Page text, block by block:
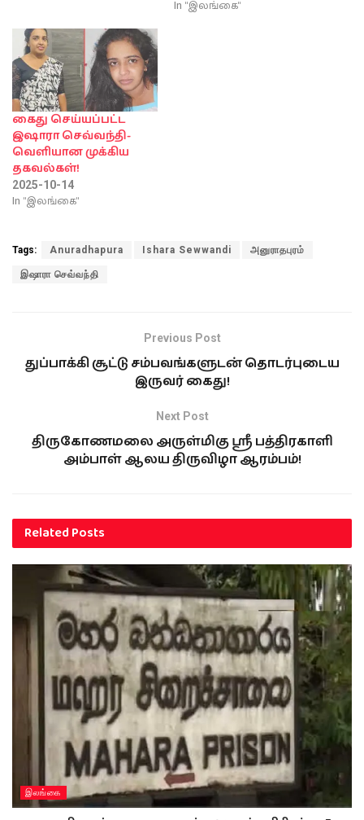
In "இலங்கை"
கைது செய்யப்பட்ட
இஷாரா செவ்வந்தி-
வெளியான முக்கிய
தகவல்கள்!
2025-10-14
In "இலங்கை"
Tags: Anuradhapura Ishara Sewwandi அனுராதபுரம்
இஷாரா செவ்வந்தி
Previous Post
துப்பாக்கி சூட்டு சம்பவங்களுடன் தொடர்புடைய
இருவர் கைது!
Next Post
திருகோணமலை அருள்மிகு ஸ்ரீ பத்திரகாளி
அம்பாள் ஆலய திருவிழா ஆரம்பம்!
RelatedPosts
இலங்கை